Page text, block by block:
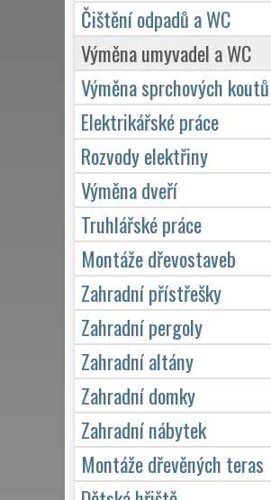
Čištění odpadů a WC
Výměna umyvadel a WC
Výměna sprchových koutů
Elektrikářské práce
Rozvody elektřiny
Výměna dveří
Truhlářské práce
Montáže dřevostaveb
Zahradní přístřešky
Zahradní pergoly
Zahradní altány
Zahradní domky
Zahradní nábytek
Montáže dřevěných teras